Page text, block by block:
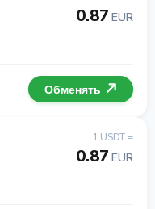
0.87 EUR
Обменять
1 USDT =
0.87 EUR